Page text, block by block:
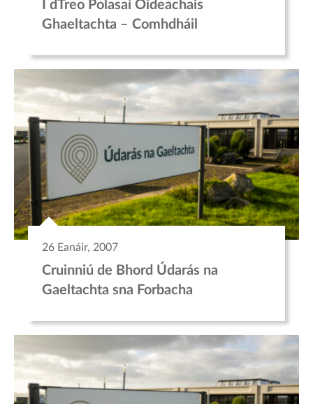
I dTreo Polasaí Oideachais
Ghaeltachta – Comhdháil
26 Eanáir, 2007
Cruinniú de Bhord Údarás na
Gaeltachta sna Forbacha